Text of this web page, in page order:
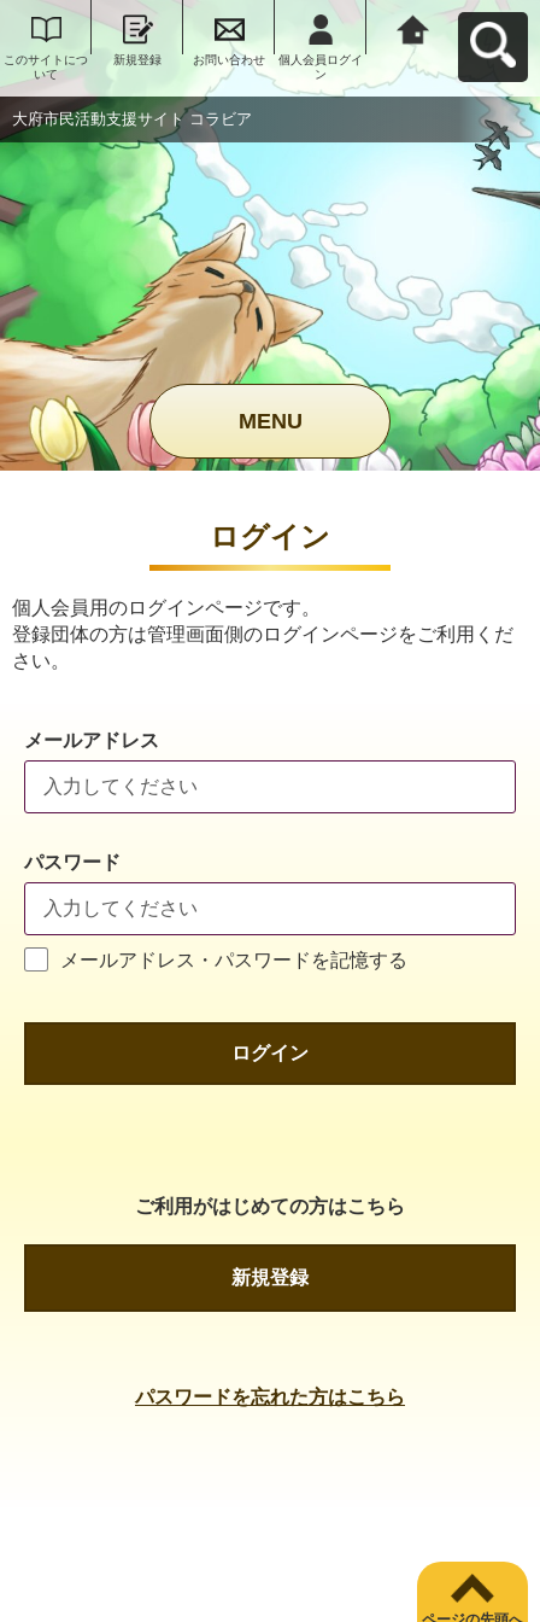
このサイトにつ
いて
新規登録 お問い合わせ
個人会員ログイ
ン
大府市民活動支
援サイト コラビ
アへ戻る
大府市民活動支援サイト コラビア
MENU
ログイン
個人会員用のログインページです。
登録団体の方は管理画面側のログインページをご利用くだ
さい。
メールアドレス
パスワード
メールアドレス・パスワードを記憶する
ログイン
ご利用がはじめての方はこちら
新規登録
パスワードを忘れた方はこちら